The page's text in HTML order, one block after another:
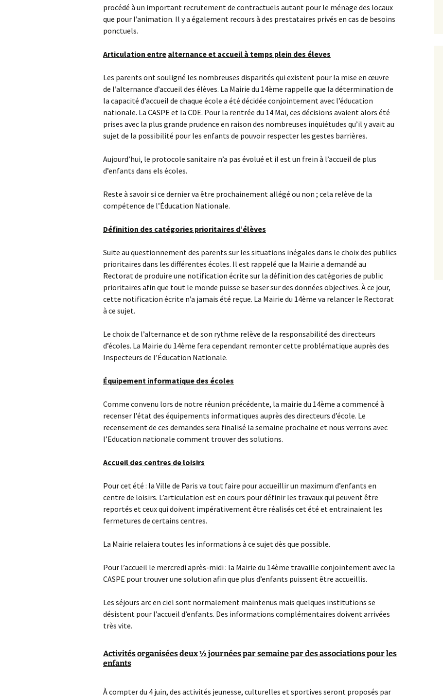
procédé à un important recrutement de contractuels autant pour le ménage des locaux
que pour l’animation. Il y a également recours à des prestataires privés en cas de besoins
ponctuels.
Articulation entre alternance et accueil à temps plein des éleves
Les parents ont souligné les nombreuses disparités qui existent pour la mise en œuvre
de l’alternance d’accueil des élèves. La Mairie du 14ème rappelle que la détermination de
la capacité d’accueil de chaque école a été décidée conjointement avec l’éducation
nationale. La CASPE et la CDE. Pour la rentrée du 14 Mai, ces décisions avaient alors été
prises avec la plus grande prudence en raison des nombreuses inquiétudes qu’il y avait au
sujet de la possibilité pour les enfants de pouvoir respecter les gestes barrières.
Aujourd’hui, le protocole sanitaire n’a pas évolué et il est un frein à l’accueil de plus
d’enfants dans els écoles.
Reste à savoir si ce dernier va être prochainement allégé ou non ; cela relève de la
compétence de l’Éducation Nationale.
Définition des catégories prioritaires d’élèves
Suite au questionnement des parents sur les situations inégales dans le choix des publics
prioritaires dans les différentes écoles. Il est rappelé que la Mairie a demandé au
Rectorat de produire une notification écrite sur la définition des catégories de public
prioritaires afin que tout le monde puisse se baser sur des données objectives. À ce jour,
cette notification écrite n’a jamais été reçue. La Mairie du 14ème va relancer le Rectorat
à ce sujet.
Le choix de l’alternance et de son rythme relève de la responsabilité des directeurs
d’écoles. La Mairie du 14ème fera cependant remonter cette problématique auprès des
Inspecteurs de l’Éducation Nationale.
Équipement informatique des écoles
Comme convenu lors de notre réunion précédente, la mairie du 14ème a commencé à
recenser l’état des équipements informatiques auprès des directeurs d’école. Le
recensement de ces demandes sera finalisé la semaine prochaine et nous verrons avec
l’Education nationale comment trouver des solutions.
Accueil des centres de loisirs
Pour cet été : la Ville de Paris va tout faire pour accueillir un maximum d’enfants en
centre de loisirs. L’articulation est en cours pour définir les travaux qui peuvent être
reportés et ceux qui doivent impérativement être réalisés cet été et entrainaient les
fermetures de certains centres.
La Mairie relaiera toutes les informations à ce sujet dès que possible.
Pour l’accueil le mercredi après-midi : la Mairie du 14ème travaille conjointement avec la
CASPE pour trouver une solution afin que plus d’enfants puissent être accueillis.
Les séjours arc en ciel sont normalement maintenus mais quelques institutions se
désistent pour l’accueil d’enfants. Des informations complémentaires doivent arrivées
très vite.
Activitésorganiséesdeux½ journées par semaine par des associations pourles
enfants
À compter du 4 juin, des activités jeunesse, culturelles et sportives seront proposés par